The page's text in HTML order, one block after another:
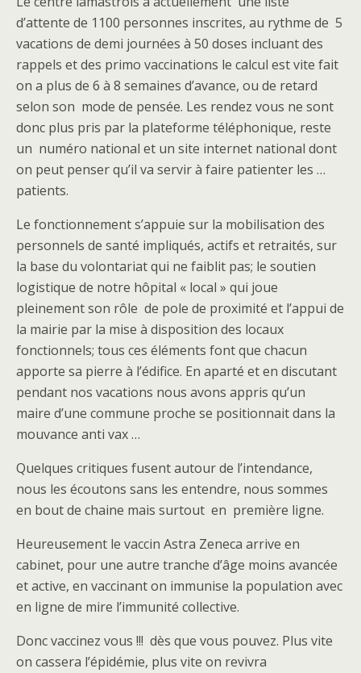
d’attente de 1100 personnes inscrites, au rythme de 5
vacations de demi journées à 50 doses incluant des
rappels et des primo vaccinations le calcul est vite fait
on a plus de 6 à 8 semaines d’avance, ou de retard
selon son mode de pensée. Les rendez vous ne sont
donc plus pris par la plateforme téléphonique, reste
un numéro national et un site internet national dont
on peut penser qu’il va servir à faire patienter les …
patients.
Le fonctionnement s’appuie sur la mobilisation des
personnels de santé impliqués, actifs et retraités, sur
la base du volontariat qui ne faiblit pas; le soutien
logistique de notre hôpital « local » qui joue
pleinement son rôle de pole de proximité et l’appui de
la mairie par la mise à disposition des locaux
fonctionnels; tous ces éléments font que chacun
apporte sa pierre à l’édifice. En aparté et en discutant
pendant nos vacations nous avons appris qu’un
maire d’une commune proche se positionnait dans la
mouvance anti vax …
Quelques critiques fusent autour de l’intendance,
nous les écoutons sans les entendre, nous sommes
en bout de chaine mais surtout en première ligne.
Heureusement le vaccin Astra Zeneca arrive en
cabinet, pour une autre tranche d’âge moins avancée
et active, en vaccinant on immunise la population avec
en ligne de mire l’immunité collective.
Donc vaccinez vous !!! dès que vous pouvez. Plus vite
on cassera l’épidémie, plus vite on revivra